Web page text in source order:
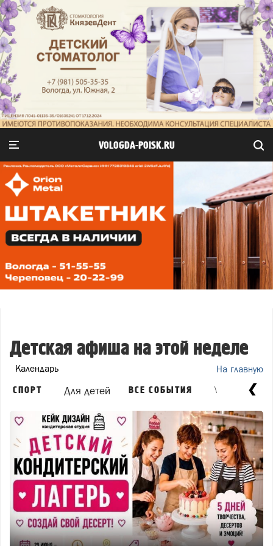
VOLOGDA-POISK.RU
Детская афиша на этой неделе
Календарь На главную
СПОРТ Для детей ВСЕ СОБЫТИЯ \